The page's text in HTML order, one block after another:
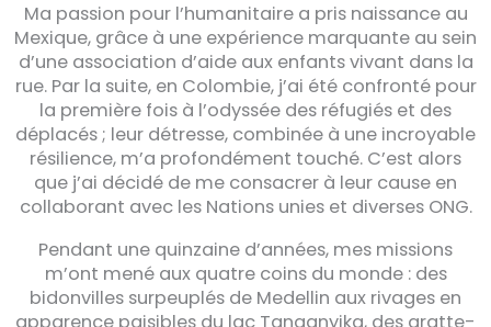
Ma passion pour l’humanitaire a pris naissance au
Mexique, grâce à une expérience marquante au sein
d’une association d’aide aux enfants vivant dans la
rue. Par la suite, en Colombie, j’ai été confronté pour
la première fois à l’odyssée des réfugiés et des
déplacés ; leur détresse, combinée à une incroyable
résilience, m’a profondément touché. C’est alors
que j’ai décidé de me consacrer à leur cause en
collaborant avec les Nations unies et diverses ONG.
Pendant une quinzaine d’années, mes missions
m’ont mené aux quatre coins du monde : des
bidonvilles surpeuplés de Medellin aux rivages en
apparence paisibles du lac Tanganyika, des gratte-